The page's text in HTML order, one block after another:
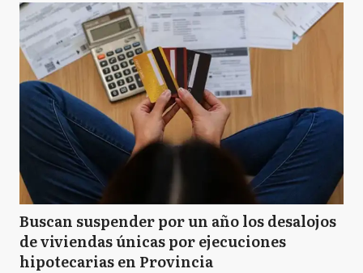
Buscan suspender por un año los desalojos
de viviendas únicas por ejecuciones
hipotecarias en Provincia